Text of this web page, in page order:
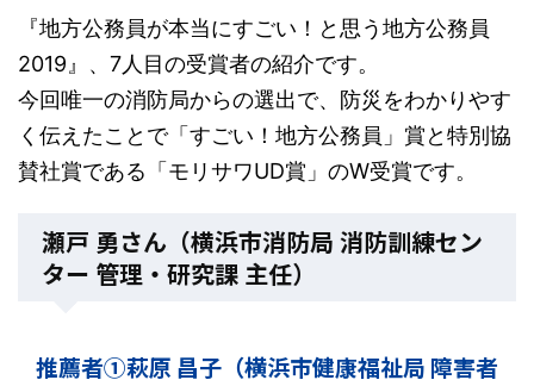
『地方公務員が本当にすごい！と思う地方公務員
2019』、7人目の受賞者の紹介です。
今回唯一の消防局からの選出で、防災をわかりやす
く伝えたことで「すごい！地方公務員」賞と特別協
賛社賞である「モリサワUD賞」のW受賞です。
瀬戸 勇さん（横浜市消防局 消防訓練セン
ター 管理・研究課 主任）
推薦者①萩原 昌子（横浜市健康福祉局 障害者